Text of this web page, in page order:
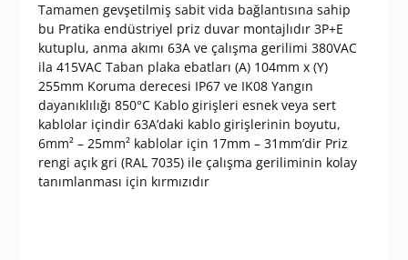
Tamamen gevşetilmiş sabit vida bağlantısına sahip
bu Pratika endüstriyel priz duvar montajlıdır 3P+E
kutuplu, anma akımı 63A ve çalışma gerilimi 380VAC
ila 415VAC Taban plaka ebatları (A) 104mm x (Y)
255mm Koruma derecesi IP67 ve IK08 Yangın
dayanıklılığı 850°C Kablo girişleri esnek veya sert
kablolar içindir 63A’daki kablo girişlerinin boyutu,
6mm² – 25mm² kablolar için 17mm – 31mm’dir Priz
rengi açık gri (RAL 7035) ile çalışma geriliminin kolay
tanımlanması için kırmızıdır